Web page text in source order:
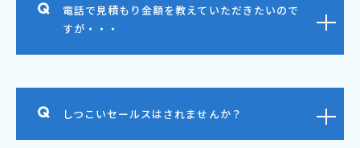
電話で見積もり金額を教えていただきたいので
すが・・・
しつこいセールスはされませんか？